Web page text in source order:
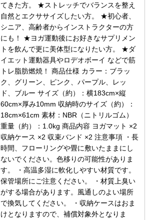
てきた方。 ★ストレッチでバランスを整え
自然とエクササイズしたい方。 ★初心者、
シニア、高齢者からインストラクターの方
にも！ ★ヨガ運動後にお好きなサプリメン
トを飲んで更に美体型になりたい方。 ★ダ
イエット運動器具やロデオボーイ などで筋
トレ脂肪燃焼！ 商品仕様 カラー：ブラッ
ク、グリーン、ピンク、パープル、レッ
ド、ブルー サイズ（約）：横183cm×縦
60cm×厚み10mm 収納時のサイズ（約）：
18cm×61cm 素材：NBR（ニトリルゴム）
重量（約）：1.0kg 商品内容 ヨガマット ×2
収納ケース ×2 収束バンド ×2 注意事項 ・長
時間、フローリングや畳に敷いたままにし
ないでください。色移りの可能性がありま
す。 ・高温多湿に軟化しやすい材質です。
保管場所にご注意ください。 ・材質上臭い
がする場合があります。風通しのよい場所
で換気してください。 ・収納ケースはおま
けとなりますので、補償対象外となりま